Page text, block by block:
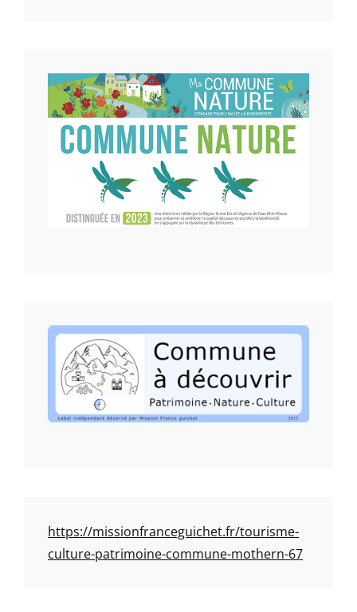
https://missionfranceguichet.fr/tourisme-
culture-patrimoine-commune-mothern-67